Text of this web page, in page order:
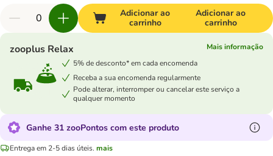
Adicionar ao
carrinho
Adicionar ao
carrinho
zooplus Relax
Mais informação
5% de desconto* em cada encomenda
Receba a sua encomenda regularmente
Pode alterar, interromper ou cancelar este serviço a
qualquer momento
Ganhe 31 zooPontos com este produto
Entrega em 2-5 dias úteis. mais